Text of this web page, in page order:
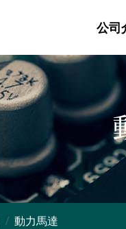
公司
動力馬達